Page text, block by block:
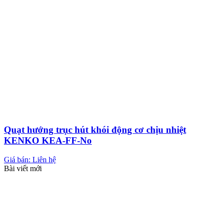
Quạt hướng trục hút khói động cơ chịu nhiệt
KENKO KEA-FF-No
Giá bán: Liên hệ
Bài viết mới